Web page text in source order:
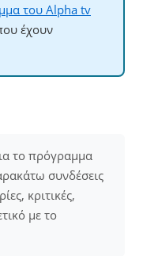
του Alpha tv
έχουν
το πρόγραμμα
συνδέσεις
κριτικές,
με το